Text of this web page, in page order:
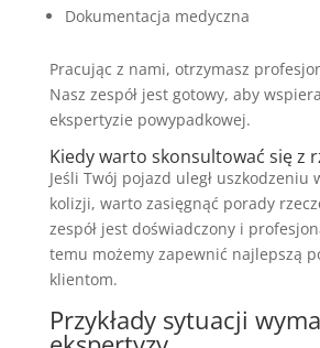
Dokumentacja medyczna
Pracując z nami, otrzymasz
Nasz zespół jest gotowy, aby
ekspertyzie powypadkowej.
Kiedy warto skonsultować się z
Jeśli Twój pojazd uległ uszkodzeniu
kolizji, warto zasięgnąć porady
zespół jest doświadczony i
temu możemy zapewnić najlepszą
klientom.
Przykłady sytuacji